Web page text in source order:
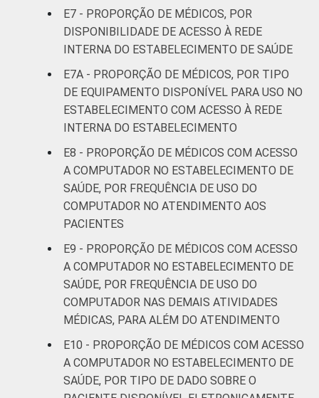
estabelecimento de saúde.
Considera-se computador os seguintes
equipamentos: computador de mesa,
notebook, netbook e tablet.
E7 - PROPORÇÃO DE MÉDICOS, POR
DISPONIBILIDADE DE ACESSO À REDE
INTERNA DO ESTABELECIMENTO DE SAÚDE
E7A - PROPORÇÃO DE MÉDICOS, POR TIPO
DE EQUIPAMENTO DISPONÍVEL PARA USO NO
ESTABELECIMENTO COM ACESSO À REDE
INTERNA DO ESTABELECIMENTO
E8 - PROPORÇÃO DE MÉDICOS COM ACESSO
A COMPUTADOR NO ESTABELECIMENTO DE
SAÚDE, POR FREQUÊNCIA DE USO DO
COMPUTADOR NO ATENDIMENTO AOS
PACIENTES
E9 - PROPORÇÃO DE MÉDICOS COM ACESSO
A COMPUTADOR NO ESTABELECIMENTO DE
SAÚDE, POR FREQUÊNCIA DE USO DO
COMPUTADOR NAS DEMAIS ATIVIDADES
MÉDICAS, PARA ALÉM DO ATENDIMENTO
E10 - PROPORÇÃO DE MÉDICOS COM ACESSO
A COMPUTADOR NO ESTABELECIMENTO DE
SAÚDE, POR TIPO DE DADO SOBRE O